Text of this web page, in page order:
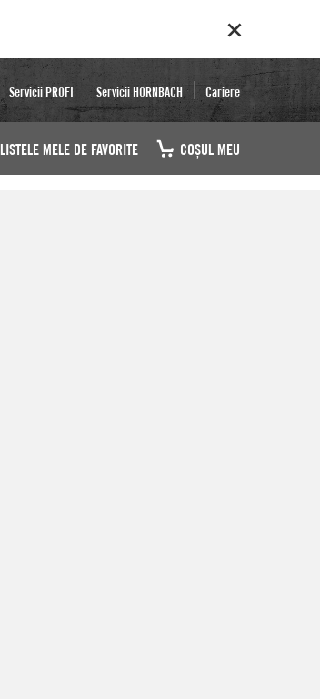
Servicii PROFI Servicii HORNBACH Cariere
LISTELE MELE DE FAVORITE COŞUL MEU